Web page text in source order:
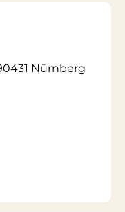
Nürnberg